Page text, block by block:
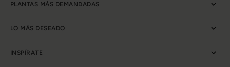
PLANTAS MÁS DEMANDADAS
LO MÁS DESEADO
INSPÍRATE